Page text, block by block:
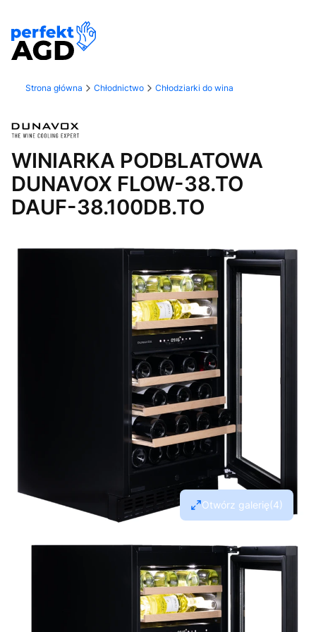
Strona główna Chłodnictwo Chłodziarki do wina
Otwórz galerię(4)
WINIARKA PODBLATOWA
DUNAVOX FLOW-38.TO
DAUF-38.100DB.TO